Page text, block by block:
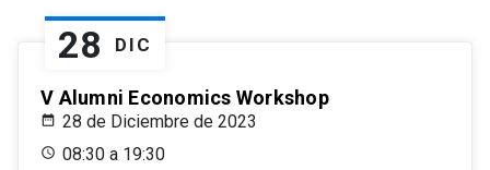
28 DIC
V Alumni Economics Workshop
28 de Diciembre de 2023
08:30 a 19:30